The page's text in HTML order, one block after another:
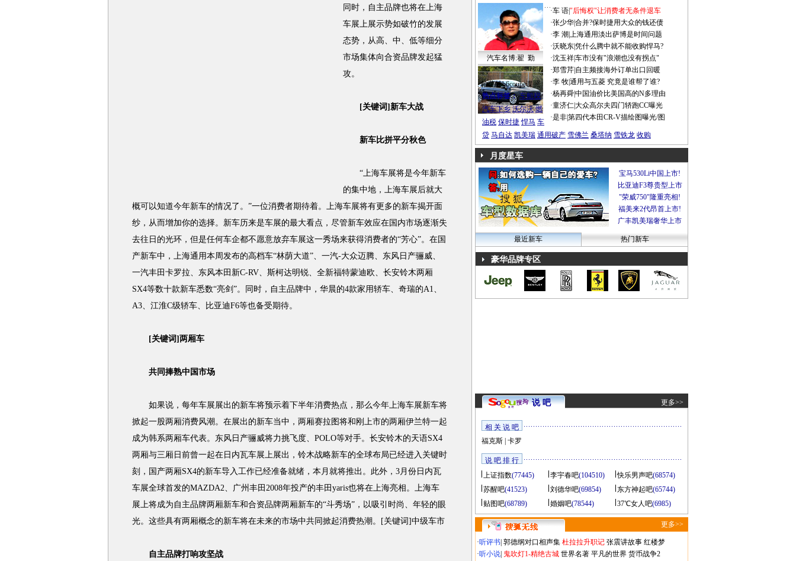
同时，自主品牌也将在上海
车展上展示势如破竹的发展
态势，从高、中、低等细分
市场集体向合资品牌发起猛
攻。
[关键词]新车大战
新车比拼平分秋色
“上海车展将是今年新车
的集中地，上海车展后就大
概可以知道今年新车的情况了。”一位消费者期待着。上海车展将有更多的新车揭开面
纱，从而增加你的选择。新车历来是车展的最大看点，尽管新车效应在国内市场逐渐失
去往日的光环，但是任何车企都不愿意放弃车展这一秀场来获得消费者的“芳心”。在国
产新车中，上海通用本周发布的高档车“林荫大道”、一汽-大众迈腾、东风日产骊威、
一汽丰田卡罗拉、东风本田新C-RV、斯柯达明锐、全新福特蒙迪欧、长安铃木两厢
SX4等数十款新车悉数“亮剑”。同时，自主品牌中，华晨的4款家用轿车、奇瑞的A1、
A3、江淮C级轿车、比亚迪F6等也备受期待。
[关键词]两厢车
共同捧熟中国市场
如果说，每年车展展出的新车将预示着下半年消费热点，那么今年上海车展新车将
掀起一股两厢消费风潮。在展出的新车当中，两厢赛拉图将和刚上市的两厢伊兰特一起
成为韩系两厢车代表。东风日产骊威将力挑飞度、POLO等对手。长安铃木的天语SX4
两厢与三厢日前曾一起在日内瓦车展上展出，铃木战略新车的全球布局已经进入关键时
刻，国产两厢SX4的新车导入工作已经准备就绪，本月就将推出。此外，3月份日内瓦
车展全球首发的MAZDA2、广州丰田2008年投产的丰田yaris也将在上海亮相。上海车
展上将成为自主品牌两厢新车和合资品牌两厢新车的“斗秀场”，以吸引时尚、年轻的眼
光。这些具有两厢概念的新车将在未来的市场中共同掀起消费热潮。[关键词]中级车市
自主品牌打响攻坚战
汽车名博:翟 勤
帕萨特b6coupe谍照
·车 语|"后悔权"让消费者无条件退车
·张少华|合并?保时捷用大众的钱还债
·李 潮 上海通用淡出萨博是时间问题
·沃晓东|凭什么腾中就不能收购悍马?
·沈玉祥|车市没有"浪潮也没有拐点"
·郑雪芹| 自主频接海外订单出口回暖
·李 牧|通用与五菱 究竟是谁帮了谁?
·杨再舜|中国油价比美国高的N多理由
·童济仁|大众高尔夫四门轿跑CC曝光
·是非|第四代本田CR-V描绘图曝光/图
热点标签： 车船税
汽车下乡 沃尔沃 燃
油税 保时捷 悍马 车
贷 马自达 凯美瑞 通用破产 雪佛兰 桑塔纳 雪铁龙 收购
月度星车
宝马530Li中国上市!
比亚迪F3尊贵型上市
"荣威750"隆重亮相!
福美来2代昂首上市!
广丰凯美瑞奢华上市
最近新车 热门新车
豪华品牌专区
说 吧 更多>>
相 关 说 吧
福克斯| 卡罗
说 吧 排 行
上证指数(77445) 李宇春吧(104510) 快乐男声吧(68574)
苏醒吧(41523) 刘德华吧(69854) 东方神起吧(65744)
贴图吧(68789) 婚姻吧(78544) 37℃女人吧(6985)
更多>>
·听评书 郭德纲对口相声集 杜拉拉升职记 张震讲故事 红楼梦
·听小说 鬼吹灯1-精绝古城 世界名著 平凡的世界 货币战争2